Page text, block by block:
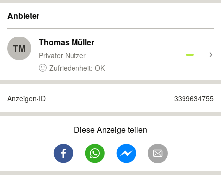
Anbieter
TM Thomas Müller
Privater Nutzer
Zufriedenheit: OK
Anzeigen-ID 3399634755
Diese Anzeige teilen